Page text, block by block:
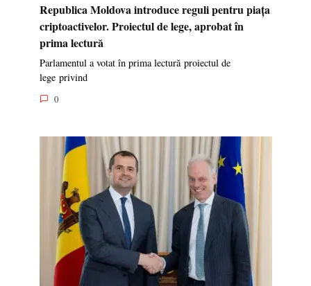
Republica Moldova introduce reguli pentru piața
criptoactivelor. Proiectul de lege, aprobat în
prima lectură
Parlamentul a votat în prima lectură proiectul de
lege privind
0